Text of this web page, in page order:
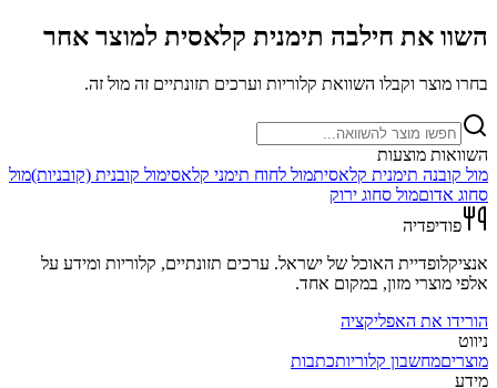
השוו את חילבה תימנית קלאסית למוצר אחר
בחרו מוצר וקבלו השוואת קלוריות וערכים תזונתיים זה מול זה.
השוואות מוצעות
מול קובנה תימנית קלאסיתמול לחוח תימני קלאסימול קובנית (קובניות)מול
סחוג אדוםמול סחוג ירוק
פודיפדיה
אנציקלופדיית האוכל של ישראל. ערכים תזונתיים, קלוריות ומידע על
אלפי מוצרי מזון, במקום אחד.
הורידו את האפליקציה
ניווט
מוצריםמחשבון קלוריותכתבות
מידע